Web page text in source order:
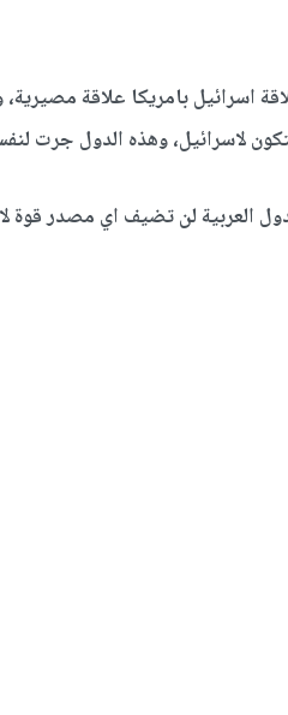
اسرائيل بامريكا علاقة
لاسرائيل، وهذه الدول جرت
العربية لن تضيف اي مصدر قوة